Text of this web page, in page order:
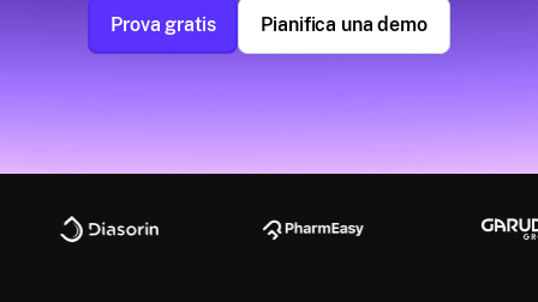
Prova gratis Pianifica una demo